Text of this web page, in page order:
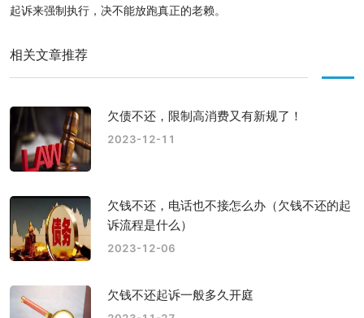
起诉来强制执行，决不能放跑真正的老赖。
相关文章推荐
欠债不还，限制高消费又有新规了！
2023-12-11
欠钱不还，电话也不接怎么办（欠钱不还的起
诉流程是什么）
2023-12-06
欠钱不还起诉一般多久开庭